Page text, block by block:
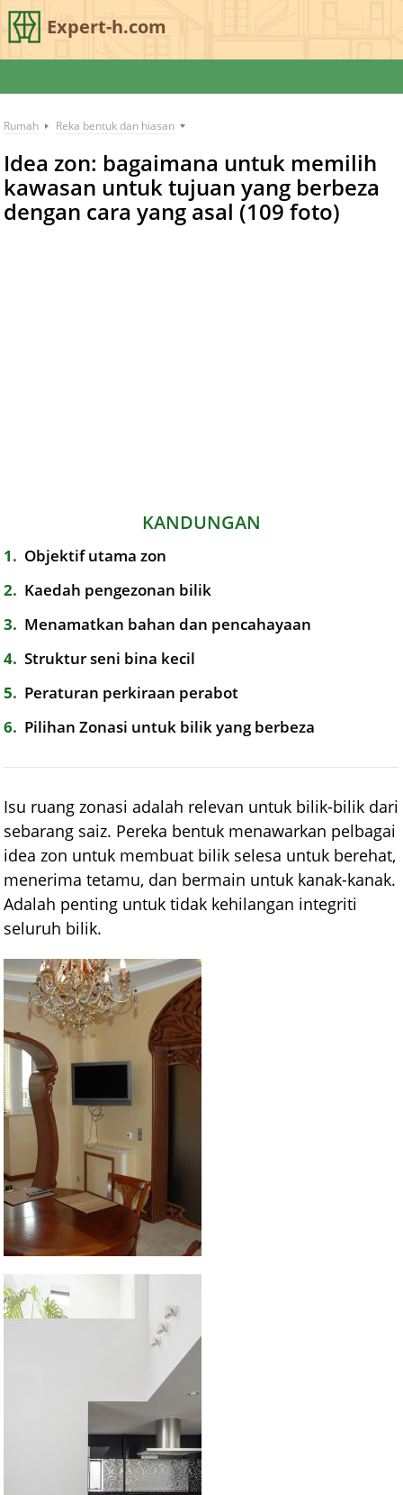
Expert-h.com
Rumah Reka bentuk dan hiasan
Idea zon: bagaimana untuk memilih
kawasan untuk tujuan yang berbeza
dengan cara yang asal (109 foto)
KANDUNGAN
1
Objektif utama zon
2
Kaedah pengezonan bilik
3
Menamatkan bahan dan pencahayaan
4 Struktur seni bina kecil
5
Peraturan perkiraan perabot
6
Pilihan Zonasi untuk bilik yang berbeza
Isu ruang zonasi adalah relevan untuk bilik-bilik dari
sebarang saiz. Pereka bentuk menawarkan pelbagai
idea zon untuk membuat bilik selesa untuk berehat,
menerima tetamu, dan bermain untuk kanak-kanak.
Adalah penting untuk tidak kehilangan integriti
seluruh bilik.